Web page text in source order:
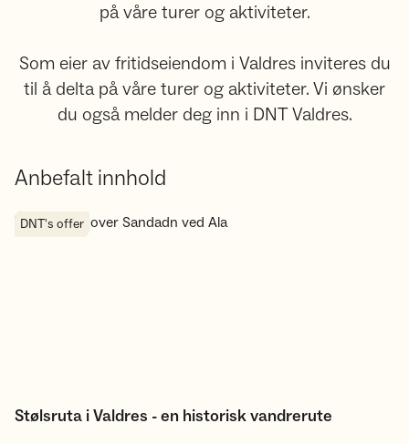
på våre turer og aktiviteter.
Som eier av fritidseiendom i Valdres inviteres du
til å delta på våre turer og aktiviteter. Vi ønsker
du også melder deg inn i DNT Valdres.
Anbefalt innhold
Stølsruta i Valdres - en historisk vandrerute
DNT's offer
Stølsruta i Valdres - en historisk vandrerute